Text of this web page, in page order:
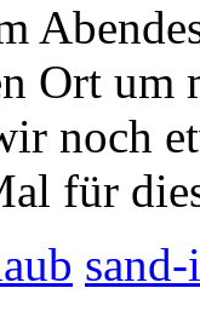
Ort um
noch
für